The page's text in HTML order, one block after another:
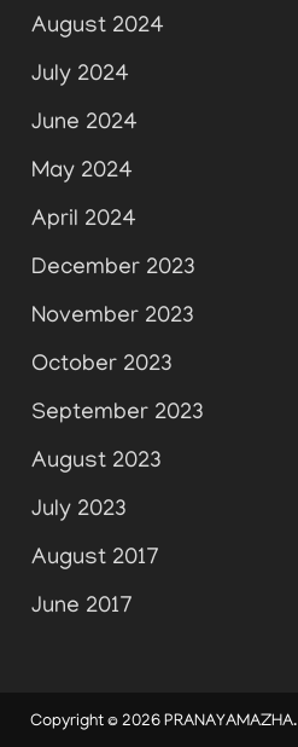
August 2024
July 2024
June 2024
May 2024
April 2024
December 2023
November 2023
October 2023
September 2023
August 2023
July 2023
August 2017
June 2017
Copyright © 2026 PRANAYAMAZHA.